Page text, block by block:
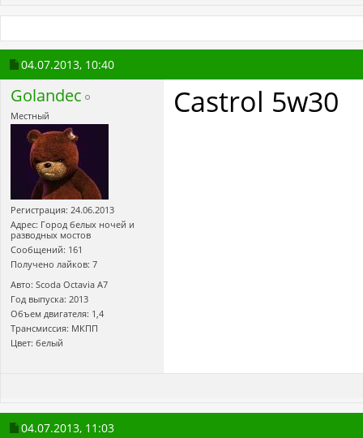
04.07.2013, 10:40
Golandec
Местный
Регистрация: 24.06.2013
Адрес: Город белых ночей и
разводных мостов
Сообщений: 161
Получено лайков: 7
Авто: Scoda Octavia А7
Год выпуска: 2013
Объем двигателя: 1,4
Трансмиссия: МКПП
Цвет: белый
Castrol 5w30
04.07.2013, 11:03